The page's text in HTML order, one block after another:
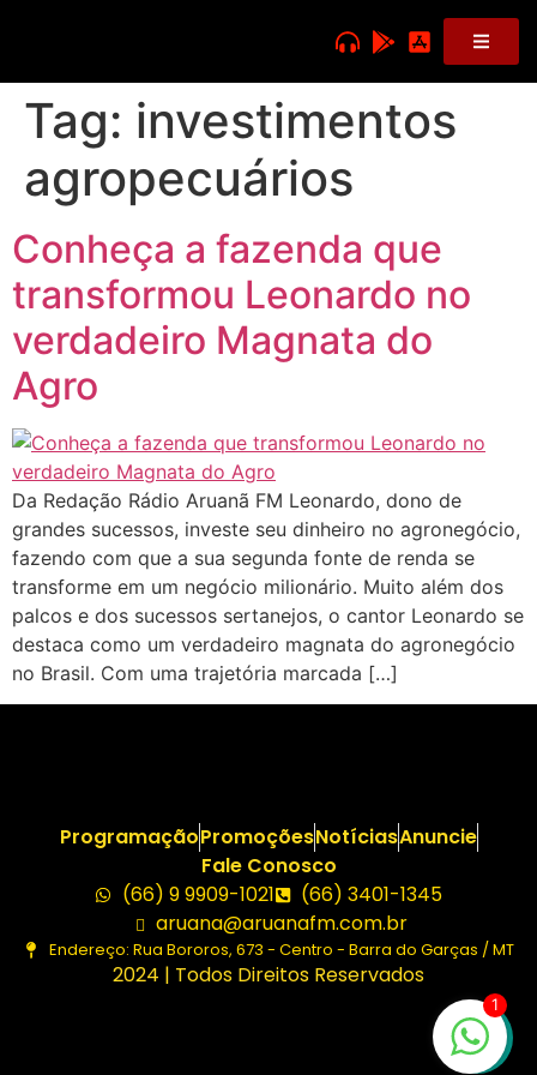
Tag: investimentos
agropecuários
Conheça a fazenda que
transformou Leonardo no
verdadeiro Magnata do
Agro
Da Redação Rádio Aruanã FM Leonardo, dono de
grandes sucessos, investe seu dinheiro no agronegócio,
fazendo com que a sua segunda fonte de renda se
transforme em um negócio milionário. Muito além dos
palcos e dos sucessos sertanejos, o cantor Leonardo se
destaca como um verdadeiro magnata do agronegócio
no Brasil. Com uma trajetória marcada […]
ProgramaçãoPromoçõesNotíciasAnuncie
Fale Conosco
(66) 9 9909-1021
(66) 3401-1345
aruana@aruanafm.com.br
Endereço: Rua Bororos, 673 - Centro - Barra do Garças / MT
2024 | Todos Direitos Reservados
1